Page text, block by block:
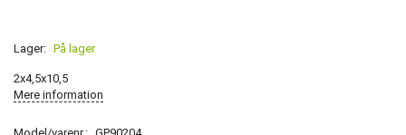
Lager: På lager
2x4,5x10,5
Mere information